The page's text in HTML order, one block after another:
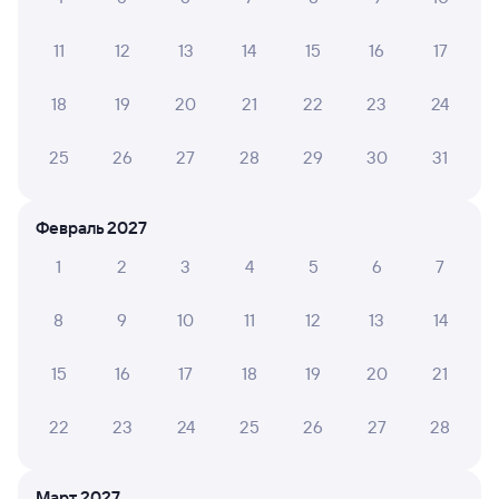
Красноярск
из Адлера
Чита
Дни следования ближайшие: 8, 10, 12 августа Маршрут
от6 ⁠081 ⁠₽
Выберите дату
Даже если сейчас нет мест
Искать билеты
11 12 13 14 15 16 17
18 19 20 21 22 23 24
25 26 27 28 29 30 31
Февраль 2027
1
2 3 4 5 6 7
8 9 10 11 12 13 14
15 16 17 18 19 20 21
22 23 24 25 26 27 28